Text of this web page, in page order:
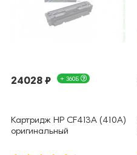
24028 ₽ + 360Б
Картридж HP CF413A (410A)
оригинальный